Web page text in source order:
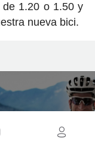
de 1.20 o 1.50 y
nueva bici.